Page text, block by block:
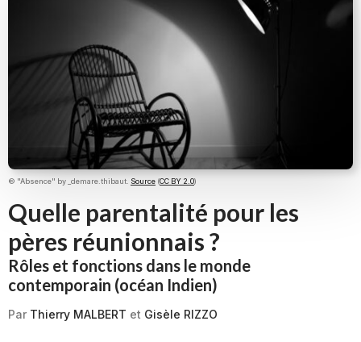
© "Absence" by _demare.thibaut. Source (CC BY 2.0)
Quelle parentalité pour les
pères réunionnais ?
Rôles et fonctions dans le monde
contemporain (océan Indien)
Par Thierry MALBERT et Gisèle RIZZO